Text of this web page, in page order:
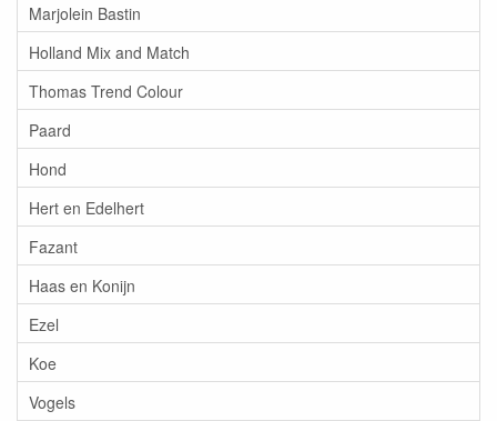
Marjolein Bastin
Holland Mix and Match
Thomas Trend Colour
Paard
Hond
Hert en Edelhert
Fazant
Haas en Konijn
Ezel
Koe
Vogels